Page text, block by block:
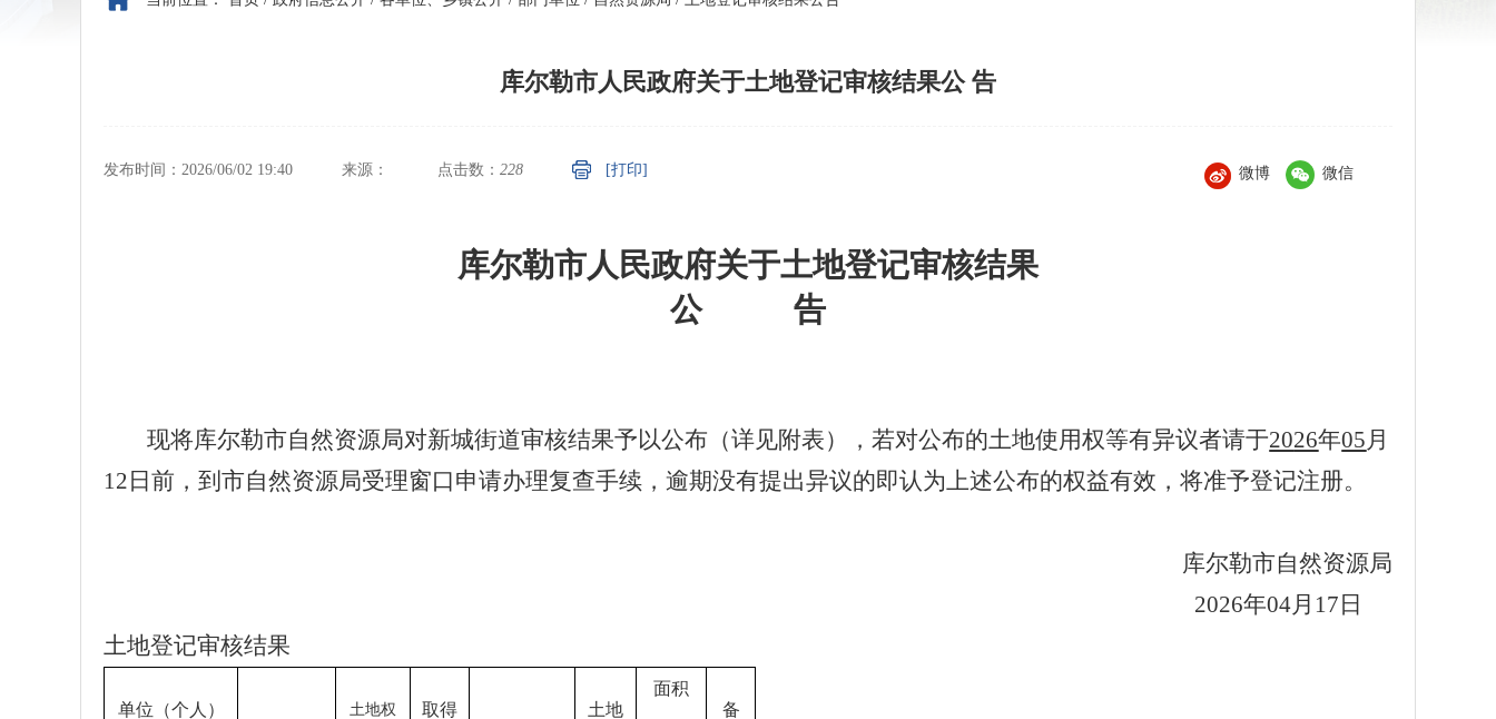
库尔勒市人民政府关于土地登记审核结果公 告
发布时间：2026/06/02 19:40 来源： 点击数： 228 [打印] 微博 微信
库尔勒市人民政府关于土地登记审核结果
公
告
现将库尔勒市自然资源局对新城街道审核结果予以公布（详见附表），若对公布的土地使用权等有异议者请于2026年05月
12 日前，到市自然资源局受理窗口申请办理复查手续，逾期没有提出异议的即认为上述公布的权益有效，将准予登记注册。
库尔勒市自然资源局
2026年04月 17 日
土地登记审核结果
单位（个人） 土地权 取得 土地
面积
备